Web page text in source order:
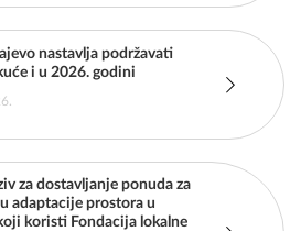
nastavlja podržavati
i u 2026. godini
za dostavljanje ponuda za
adaptacije prostora u
koristi Fondacija lokalne